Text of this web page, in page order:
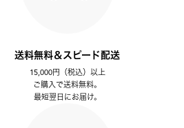
送料無料＆スピード配送
15,000円（税込）以上
ご購入で送料無料。
最短翌日にお届け。